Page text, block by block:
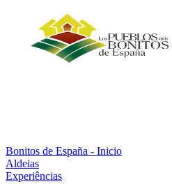
Bonitos de España - Inicio
Aldeias
Experiências